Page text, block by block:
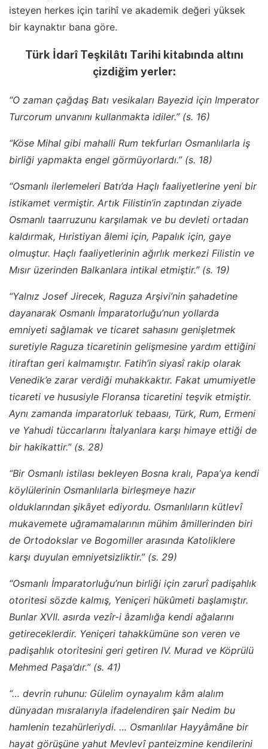
isteyen herkes için tarihî ve akademik değeri yüksek
bir kaynaktır bana göre.
Türk İdarî Teşkilâtı Tarihi kitabında altını
çizdiğim yerler:
“O zaman çağdaş Batı vesikaları Bayezid için Imperator
Turcorum unvanını kullanmakta idiler.” (s. 16)
“Köse Mihal gibi mahalli Rum tekfurları Osmanlılarla iş
birliği yapmakta engel görmüyorlardı.” (s. 18)
“Osmanlı ilerlemeleri Batı’da Haçlı faaliyetlerine yeni bir
istikamet vermiştir. Artık Filistin’in zaptından ziyade
Osmanlı taarruzunu karşılamak ve bu devleti ortadan
kaldırmak, Hıristiyan âlemi için, Papalık için, gaye
olmuştur. Haçlı faaliyetlerinin ağırlık merkezi Filistin ve
Mısır üzerinden Balkanlara intikal etmiştir.” (s. 19)
“Yalnız Josef Jirecek, Raguza Arşivi’nin şahadetine
dayanarak Osmanlı İmparatorluğu’nun yollarda
emniyeti sağlamak ve ticaret sahasını genişletmek
suretiyle Raguza ticaretinin gelişmesine yardım ettiğini
itiraftan geri kalmamıştır. Fatih’in siyasî rakip olarak
Venedik’e zarar verdiği muhakkaktır. Fakat umumiyetle
ticareti ve hususiyle Floransa ticaretini teşvik etmiştir.
Aynı zamanda imparatorluk tebaası, Türk, Rum, Ermeni
ve Yahudi tüccarlarını İtalyanlara karşı himaye ettiği de
bir hakikattir.” (s. 28)
“Bir Osmanlı istilası bekleyen Bosna kralı, Papa’ya kendi
köylülerinin Osmanlılarla birleşmeye hazır
olduklarından şikâyet ediyordu. Osmanlıların kütlevî
mukavemete uğramamalarının mühim âmillerinden biri
de Ortodokslar ve Bogomiller arasında Katoliklere
karşı duyulan emniyetsizliktir.” (s. 29)
“Osmanlı İmparatorluğu’nun birliği için zarurî padişahlık
otoritesi sözde kalmış, Yeniçeri hükûmeti başlamıştır.
Bunlar XVII. asırda vezîr-i âzamlığa kendi ağalarını
getireceklerdir. Yeniçeri tahakkümüne son veren ve
padişahlık otoritesini geri getiren IV. Murad ve Köprülü
Mehmed Paşa’dır.” (s. 41)
“… devrin ruhunu: Gülelim oynayalım kâm alalım
dünyadan mısralarıyla ifadelendiren şair Nedim bu
hamlenin tezahürleriydi. … Osmanlılar Hayyâmâne bir
hayat görüşüne yahut Mevlevî panteizmine kendilerini